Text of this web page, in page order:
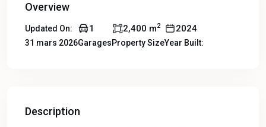
Overview
Updated On:
31 mars 2026
1
Garages
2,400 m2
Property Size
2024
Year Built:
Description